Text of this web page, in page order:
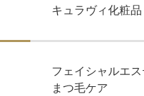
​​​​​​​キュラヴィ化粧品
フェイシャルエス
まつ毛ケア